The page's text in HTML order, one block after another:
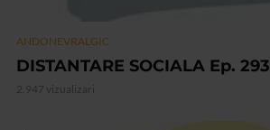
ANDONEVRALGIC
DISTANTARE SOCIALA Ep. 293
2.947 vizualizari